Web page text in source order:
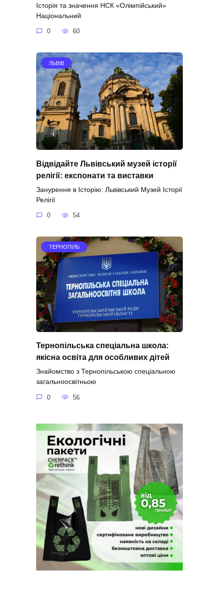
Історія та значення НСК «Олімпійський»
Національний
0 60
ЛЬВІВ
Відвідайте Львівський музей історії
релігії: експонати та виставки
Занурення в Історію: Львівський Музей Історії
Релігії
0 54
ТЕРНОПІЛЬ
Тернопільська спеціальна школа:
якісна освіта для особливих дітей
Знайомство з Тернопільською спеціальною
загальноосвітньою
0 56